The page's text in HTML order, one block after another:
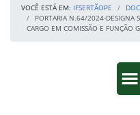
VOCÊ ESTÁ EM: IFSERTÃOPE
PORTARIA N.64/2024-DESIGNA
CARGO EM COMISSÃO E FUNÇÃO